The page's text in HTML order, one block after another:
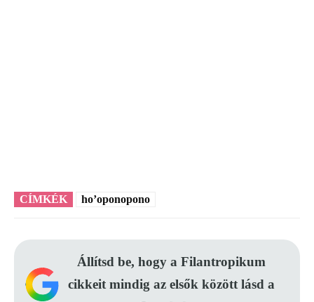
CÍMKÉK ho’oponopono
Állítsd be, hogy a Filantropikum
cikkeit mindig az elsők között lásd a